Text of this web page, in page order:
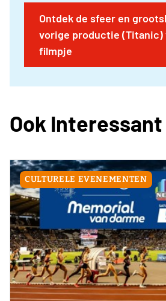
Ontdek de sfeer en
vorige productie (Titanic)
filmpje
Ook Interessant
CULTURELE EVENEMENTEN